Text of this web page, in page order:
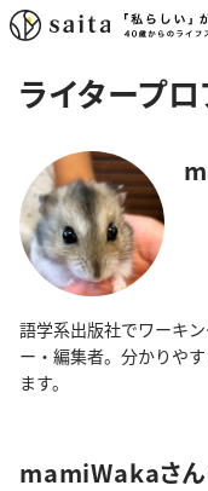
ライタープ
語学系出版社でワーキ
ー・編集者。分かりや
ます。
mamiWakaさ